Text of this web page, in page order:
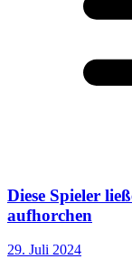
Diese Spieler
aufhorchen
29. Juli 2024